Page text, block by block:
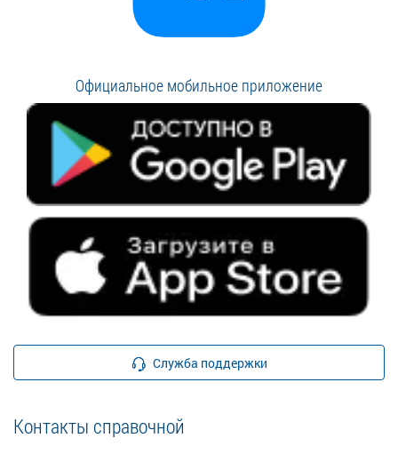
Официальное мобильное приложение
Служба поддержки
Контакты справочной